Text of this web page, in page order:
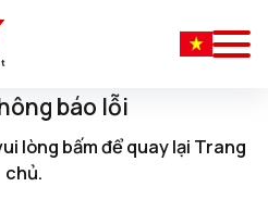
báo lỗi
lòng bấmđể quay lại Trang
chủ.